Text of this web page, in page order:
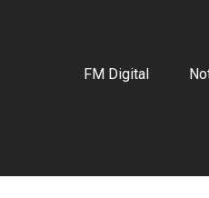
FM Digital